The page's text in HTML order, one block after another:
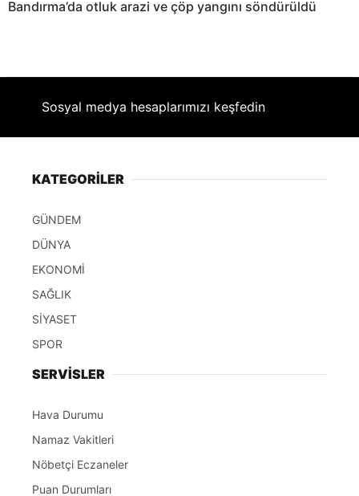
Bandırma’da otluk arazi ve çöp yangını söndürüldü
Sosyal medya hesaplarımızı keşfedin
KATEGORİLER
GÜNDEM
DÜNYA
EKONOMİ
SAĞLIK
SİYASET
SPOR
SERVİSLER
Hava Durumu
Namaz Vakitleri
Nöbetçi Eczaneler
Puan Durumları